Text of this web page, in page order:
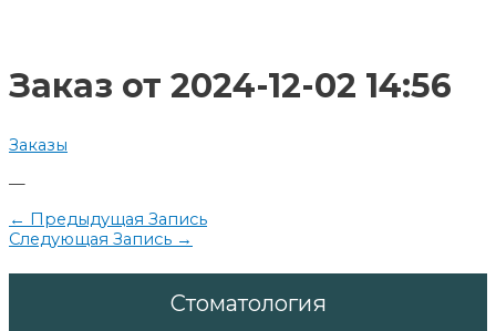
Заказ от 2024-12-02 14:56
Заказы
—
Навигация
по
← Предыдущая Запись
Следующая Запись →
Стоматология